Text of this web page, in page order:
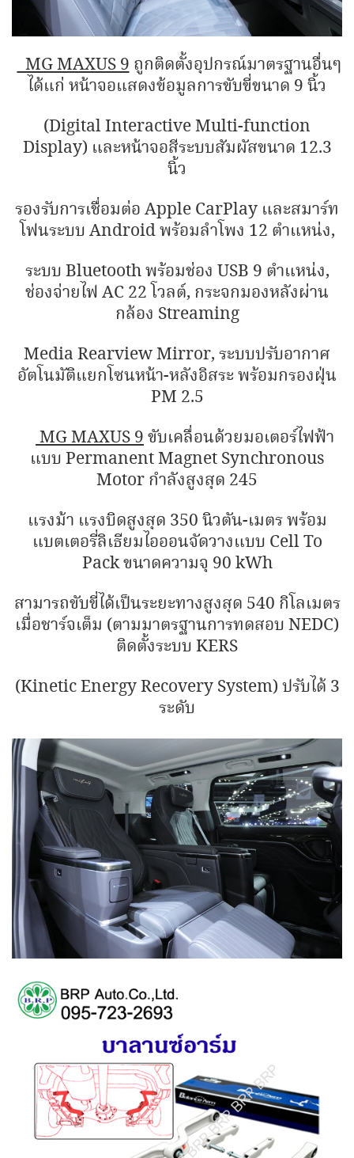
MG MAXUS 9ถูกติดตั้งอุปกรณ์มาตรฐานอื่นๆ
ได้แก่ หน้าจอแสดงข้อมูลการขับขี่ขนาด 9 นิ้ว
(Digital Interactive Multi-function
Display) และหน้าจอสีระบบสัมผัสขนาด 12.3
นิ้ว
รองรับการเชื่อมต่อ Apple CarPlay และสมาร์ท
โฟนระบบ Android พร้อมลำโพง 12 ตำแหน่ง,
ระบบ Bluetooth พร้อมช่อง USB 9 ตำแหน่ง,
ช่องจ่ายไฟ AC 22 โวลต์, กระจกมองหลังผ่าน
กล้อง Streaming
Media Rearview Mirror, ระบบปรับอากาศ
อัตโนมัติแยกโซนหน้า-หลังอิสระ พร้อมกรองฝุ่น
PM 2.5
MG MAXUS 9ขับเคลื่อนด้วยมอเตอร์ไฟฟ้า
แบบ Permanent Magnet Synchronous
Motor กำลังสูงสุด 245
แรงม้า แรงบิดสูงสุด 350 นิวตัน-เมตร พร้อม
แบตเตอรี่ลิเธียมไอออนจัดวางแบบ Cell To
Pack ขนาดความจุ 90 kWh
สามารถขับขี่ได้เป็นระยะทางสูงสุด 540 กิโลเมตร
เมื่อชาร์จเต็ม (ตามมาตรฐานการทดสอบ NEDC)
ติดตั้งระบบ KERS
(Kinetic Energy Recovery System) ปรับได้ 3
ระดับ